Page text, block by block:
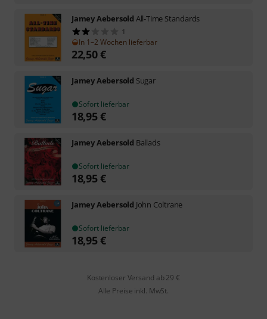
Jamey Aebersold All-Time Standards
1
In 1–2 Wochen lieferbar
22,50€
Jamey Aebersold Sugar
Sofort lieferbar
18,95€
Jamey Aebersold Ballads
Sofort lieferbar
18,95€
Jamey Aebersold John Coltrane
Sofort lieferbar
18,95€
Kostenloser Versand ab 29 €
Alle Preise inkl. MwSt.